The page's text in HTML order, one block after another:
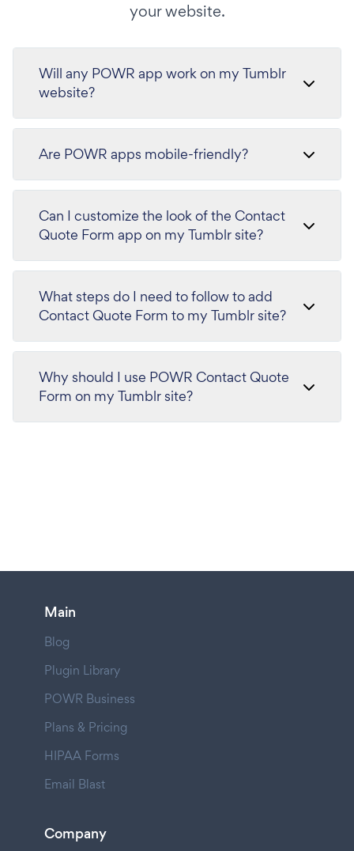
your website.
Will any POWR app work on my Tumblr
website?
Are POWR apps mobile-friendly?
Can I customize the look of the Contact
Quote Form app on my Tumblr site?
What steps do I need to follow to add
Contact Quote Form to my Tumblr site?
Why should I use POWR Contact Quote
Form on my Tumblr site?
Main
Blog
Plugin Library
POWR Business
Plans & Pricing
HIPAA Forms
Email Blast
Company